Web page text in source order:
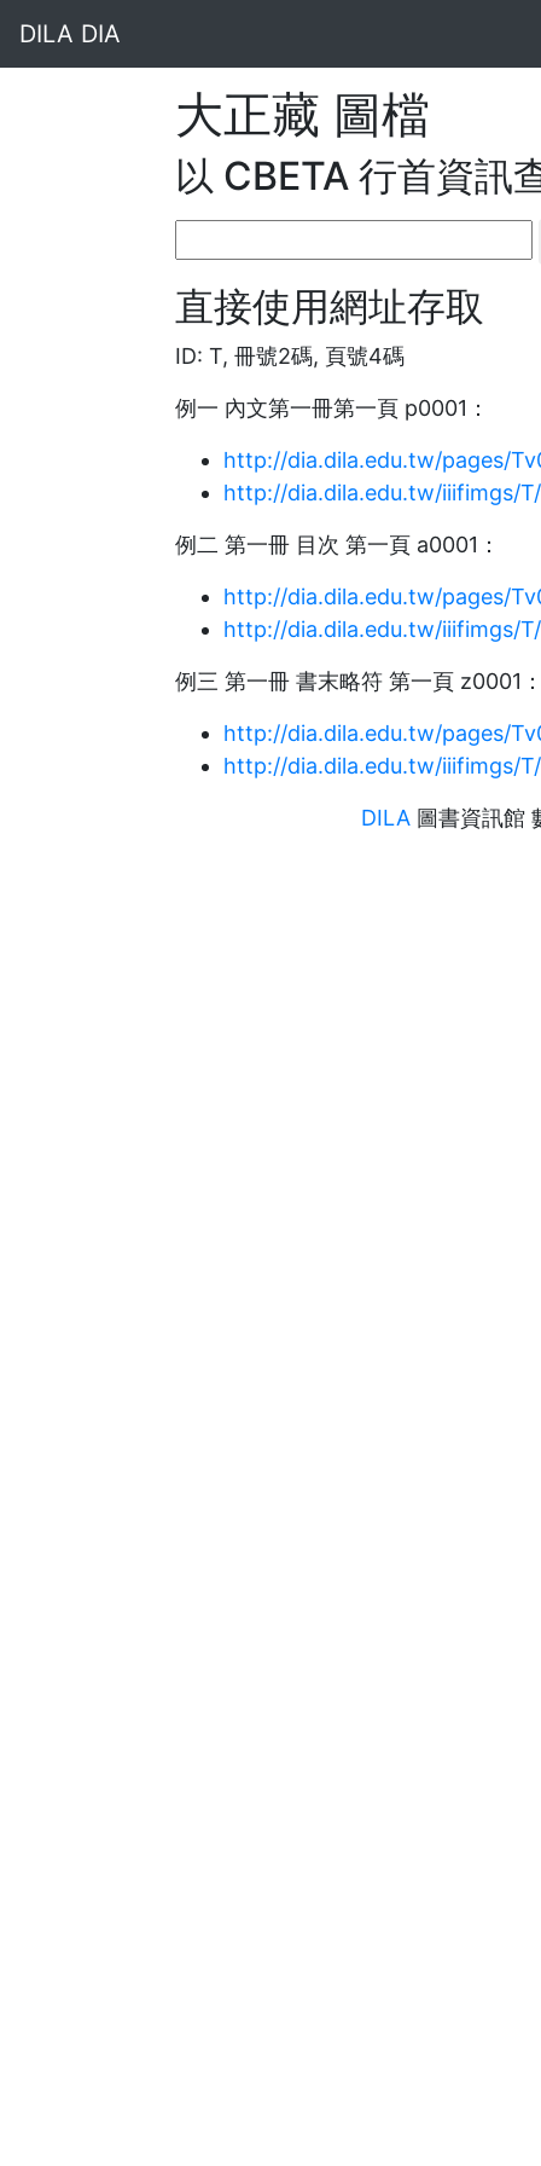
DILA DIA
大正藏 圖檔
以 CBETA 行首資訊
直接使用網址存取
ID: T, 冊號2碼, 頁號4碼
例一 內文第一冊第一頁 p0001：
http://dia.dila.edu.tw/pages/
http://dia.dila.edu.tw/iiifimgs/
例二 第一冊 目次 第一頁 a0001：
http://dia.dila.edu.tw/pages/
http://dia.dila.edu.tw/iiifimgs/
例三 第一冊 書末略符 第一頁 z0001
http://dia.dila.edu.tw/pages/
http://dia.dila.edu.tw/iiifimgs/
DILA圖書資訊館